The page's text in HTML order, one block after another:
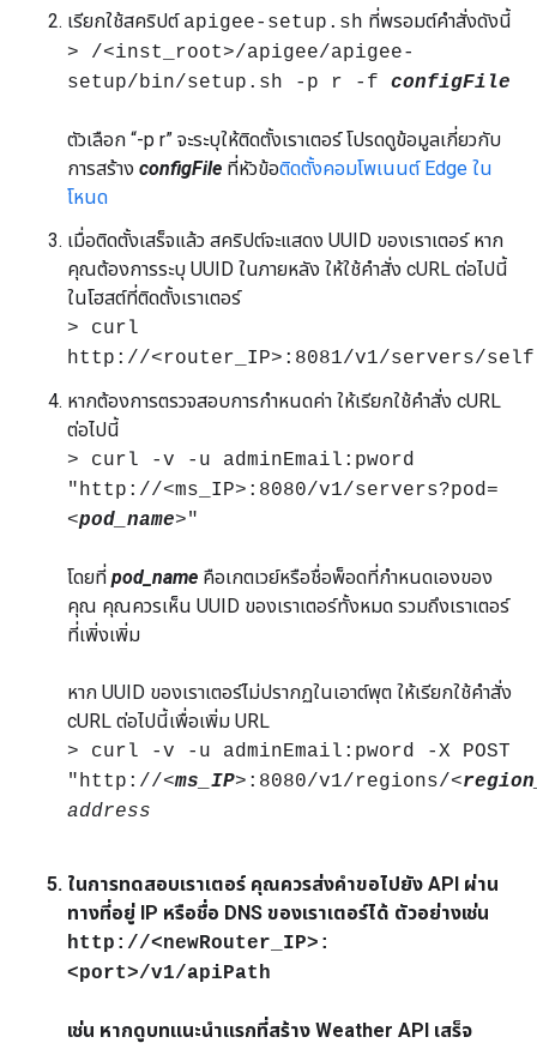
เรียกใช้สคริปต์ apigee-setup.sh ที่พรอมต์คำสั่งดังนี้
> /<inst_root>/apigee/apigee-
setup/bin/setup.sh -p r -f configFile
ตัวเลือก “-p r” จะระบุให้ติดตั้งเราเตอร์ โปรดดูข้อมูลเกี่ยวกับ
การสร้าง configFile ที่หัวข้อติดตั้งคอมโพเนนต์ Edge ใน
โหนด
เมื่อติดตั้งเสร็จแล้ว สคริปต์จะแสดง UUID ของเราเตอร์ หาก
คุณต้องการระบุ UUID ในภายหลัง ให้ใช้คำสั่ง cURL ต่อไปนี้
ในโฮสต์ที่ติดตั้งเราเตอร์
> curl
http://<router_IP>:8081/v1/servers/self
หากต้องการตรวจสอบการกำหนดค่า ให้เรียกใช้คำสั่ง cURL
ต่อไปนี้
> curl -v -u adminEmail:pword
"http://<ms_IP>:8080/v1/servers?pod=
<pod_name>"
โดยที่ pod_name คือเกตเวย์หรือชื่อพ็อดที่กำหนดเองของ
คุณ คุณควรเห็น UUID ของเราเตอร์ทั้งหมด รวมถึงเราเตอร์
ที่เพิ่งเพิ่ม
หาก UUID ของเราเตอร์ไม่ปรากฏในเอาต์พุต ให้เรียกใช้คำสั่ง
cURL ต่อไปนี้เพื่อเพิ่ม URL
> curl -v -u adminEmail:pword -X POST
"http://<ms_IP>:8080/v1/regions/<
address
ในการทดสอบเราเตอร์ คุณควรส่งคำขอไปยัง API ผ่าน
ทางที่อยู่ IP หรือชื่อ DNS ของเราเตอร์ได้ ตัวอย่างเช่น
http://<newRouter_IP>:
<port>/v1/apiPath
เช่น หากดูบทแนะนำแรกที่สร้าง Weather API เสร็จ